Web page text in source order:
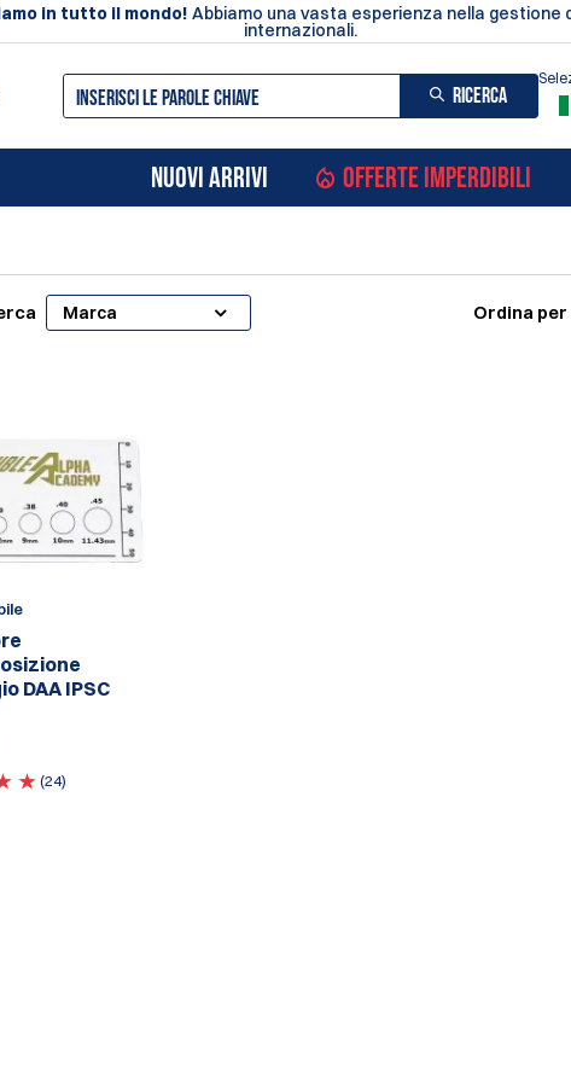
in tutto il mondo! Abbiamo una vasta esperienza nella gestione
internazionali.
RICERCA
NUOVI ARRIVI OFFERTE IMPERDIBILI
Marca Ordina per
DAA IPSC
(24)